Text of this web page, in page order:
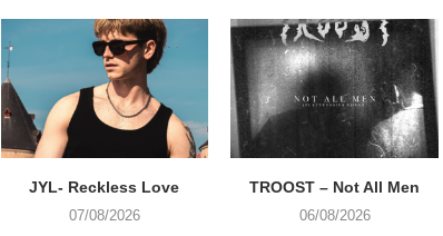
JYL- Reckless Love
07/08/2026
TROOST – Not All Men
06/08/2026